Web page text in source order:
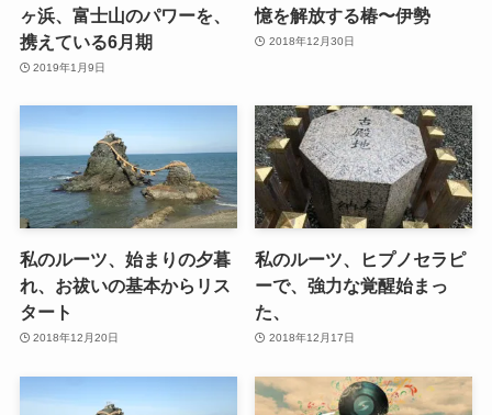
ヶ浜、富士山のパワーを、
携えている6月期
2019年1月9日
憶を解放する椿〜伊勢
2018年12月30日
私のルーツ、始まりの夕暮
れ、お祓いの基本からリス
タート
2018年12月20日
私のルーツ、ヒプノセラピ
ーで、強力な覚醒始まっ
た、
2018年12月17日